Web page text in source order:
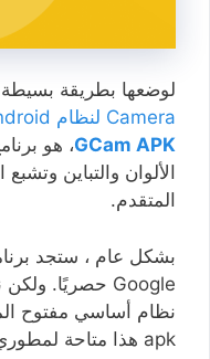
لوضعها بطريقة
Camera لنظام Android
GCam APK، هو
الألوان والتباين
المتقدم.
بشكل عام ، ستجد
نظام أساسي مفتوح
apk هذا متاحة لمطوري الطرف الثالث.